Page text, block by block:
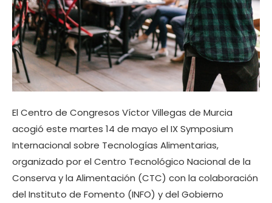
El Centro de Congresos Víctor Villegas de Murcia
acogió este martes 14 de mayo el IX Symposium
Internacional sobre Tecnologías Alimentarias,
organizado por el Centro Tecnológico Nacional de la
Conserva y la Alimentación (CTC) con la colaboración
del Instituto de Fomento (INFO) y del Gobierno